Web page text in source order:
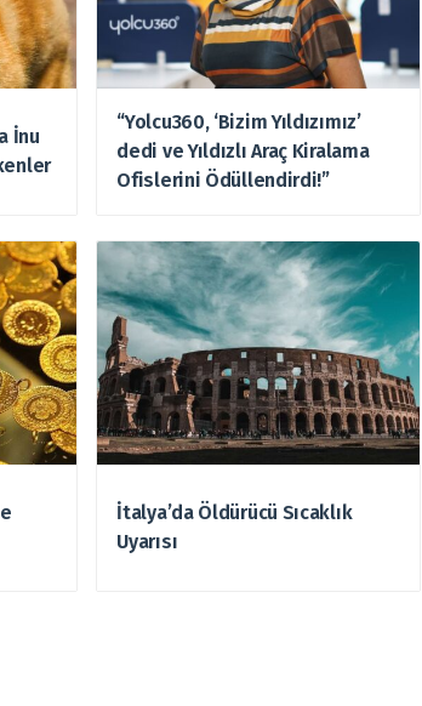
İnu
“Yolcu360, ‘Bizim Yıldızımız’
dedi ve Yıldızlı Araç Kiralama
Ofislerini Ödüllendirdi!”
İtalya’da Öldürücü Sıcaklık
Uyarısı